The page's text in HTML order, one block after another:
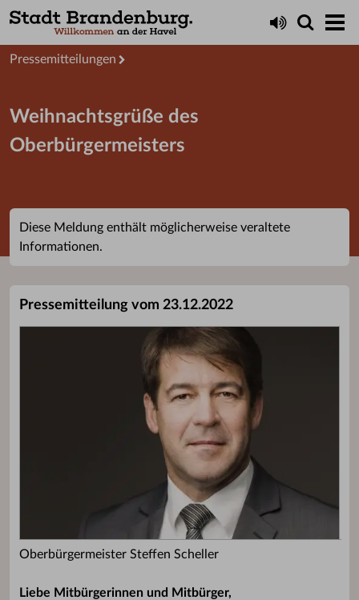
Presseservice
Pressemitteilungen
Weihnachtsgrüße des
Oberbürgermeisters
Diese Meldung enthält möglicherweise veraltete
Informationen.
Pressemitteilung vom 23.12.2022
Oberbürgermeister Steffen Scheller
Liebe Mitbürgerinnen und Mitbürger,